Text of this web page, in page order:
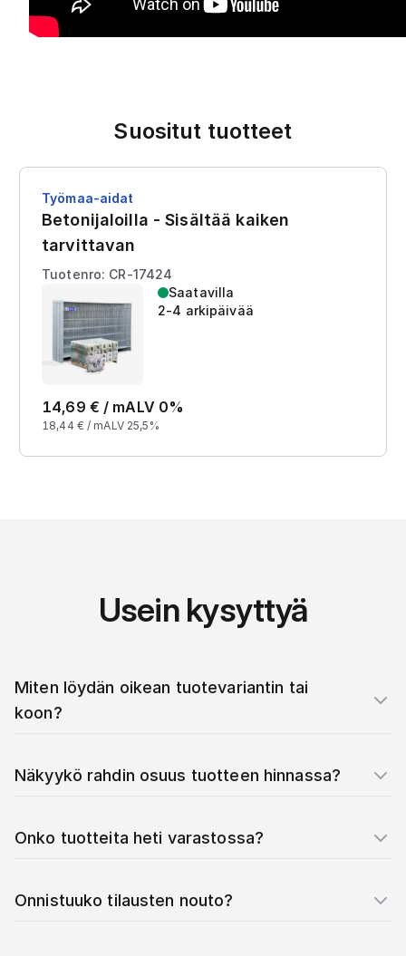
Suositut tuotteet
Työmaa-aidat
Betonijaloilla - Sisältää kaiken
tarvittavan
Tuotenro: CR-17424
Saatavilla
2-4 arkipäivää
14,69 € / mALV 0%
18,44 € / mALV 25,5%
Usein kysyttyä
Miten löydän oikean tuotevariantin tai
koon?
Näkyykö rahdin osuus tuotteen hinnassa?
Onko tuotteita heti varastossa?
Onnistuuko tilausten nouto?